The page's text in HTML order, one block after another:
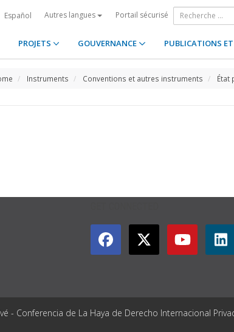
Español Autres langues Portail sécurisé
PROJETS GOUVERNANCE PUBLICATIONS
Instruments Conventions et autres instruments État
- Conferencia de La Haya de Derecho Internacional